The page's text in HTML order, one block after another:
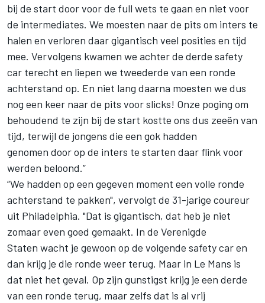
bij de start door voor de full wets te gaan en niet voor
de intermediates. We moesten naar de pits om inters te
halen en verloren daar gigantisch veel posities en tijd
mee. Vervolgens kwamen we achter de derde safety
car terecht en liepen we tweederde van een ronde
achterstand op. En niet lang daarna moesten we dus
nog een keer naar de pits voor slicks! Onze poging om
behoudend te zijn bij de start kostte ons dus zeeën van
tijd, terwijl de jongens die een gok hadden
genomen door op de inters te starten daar flink voor
werden beloond.”
“We hadden op een gegeven moment een volle ronde
achterstand te pakken", vervolgt de 31-jarige coureur
uit Philadelphia. "Dat is gigantisch, dat heb je niet
zomaar even goed gemaakt. In de Verenigde
Staten wacht je gewoon op de volgende safety car en
dan krijg je die ronde weer terug. Maar in Le Mans is
dat niet het geval. Op zijn gunstigst krijg je een derde
van een ronde terug, maar zelfs dat is al vrij